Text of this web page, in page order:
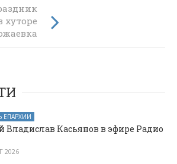
провел
хуторе
ЕПАРХИИ
Владислав Касьянов в эфире Радио
2026